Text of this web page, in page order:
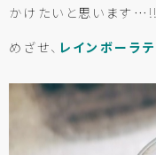
かけたいと思います…!!
めざせ、 レインボーラテ